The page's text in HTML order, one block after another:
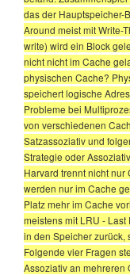
das der Hauptspeicher-
Around meist mit Write-
write) wird ein Block
nicht nicht im Cache
physischen Cache?
speichert logische
Probleme bei
von verschiedenen
Satzassoziativ und
Strategie oder
Harvard trennt nicht
werden nur im Cache
Platz mehr im Cache
meistens mit LRU -
in den Speicher zurück,
Folgende vier Fragen
Assoziativ an mehreren